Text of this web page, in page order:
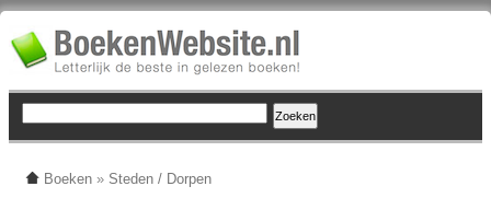
Boeken » Steden / Dorpen